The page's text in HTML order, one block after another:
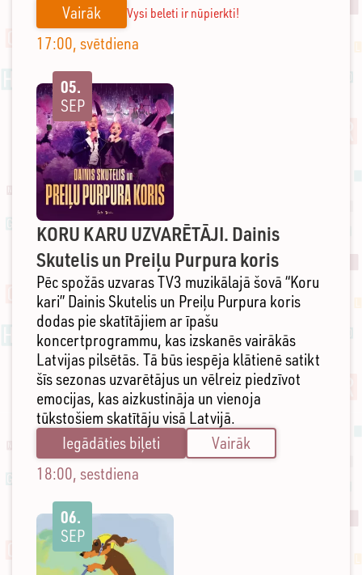
Vairāk
Vysi beleti ir nūpierkti!
17:00, svētdiena
KORU KARU UZVARĒTĀJI. Dainis
Skutelis un Preiļu Purpura koris
Pēc spožās uzvaras TV3 muzikālajā šovā “Koru
kari” Dainis Skutelis un Preiļu Purpura koris
dodas pie skatītājiem ar īpašu
koncertprogrammu, kas izskanēs vairākās
Latvijas pilsētās. Tā būs iespēja klātienē satikt
šīs sezonas uzvarētājus un vēlreiz piedzīvot
emocijas, kas aizkustināja un vienoja
tūkstošiem skatītāju visā Latvijā.
Iegādāties biļeti
Vairāk
05.
SEP
18:00, sestdiena
06.
SEP